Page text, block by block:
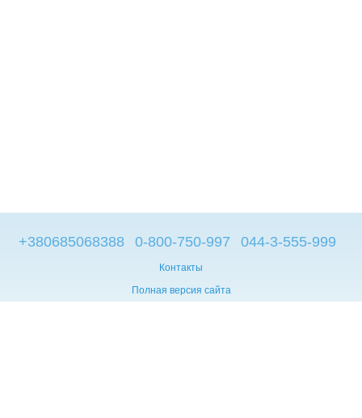
+380685068388 0-800-750-997 044-3-555-999
Контакты
Полная версия сайта